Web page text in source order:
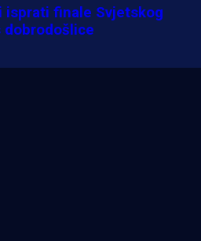
isprati finale Svjetskog
dobrodošlice